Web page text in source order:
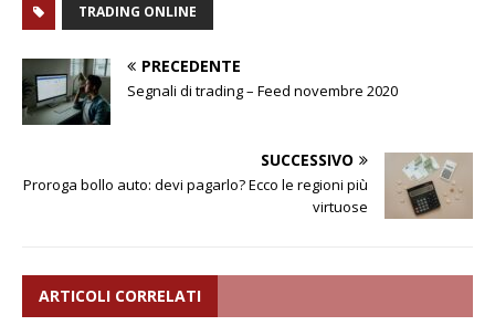
TRADING ONLINE
PRECEDENTE
Segnali di trading – Feed novembre 2020
SUCCESSIVO
Proroga bollo auto: devi pagarlo? Ecco le regioni più
virtuose
ARTICOLI CORRELATI